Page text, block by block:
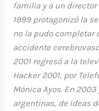
familia y a un
1999 protagonizó la
no la pudo completar
accidente
2001 regresó a la
Hacker 2001, por
Mónica Ayos. En
argentinas, de Ideas